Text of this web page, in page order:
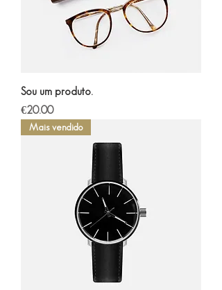
Sou um produto.
Price
€20.00
Mais vendido